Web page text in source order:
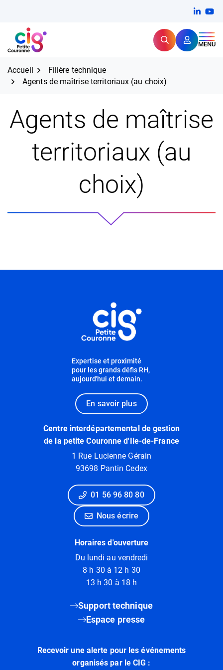
contenu
CIG Petite Couronne RechercherMENU
Expertise et proximité pour
Accueil
Filière technique
Agents de maîtrise territoriaux (au choix)
Agents de maîtrise
territoriaux (au
choix)
Expertise et proximité
pour les grands défis RH,
aujourd'hui et demain.
En savoir plus
Centre interdépartemental de gestion
de la petite Couronne d'Ile-de-France
1 Rue Lucienne Gérain
93698 Pantin Cedex
01 56 96 80 80
Nous écrire
Horaires d'ouverture
Du lundi au vendredi
8 h 30 à 12 h 30
13 h 30 à 18 h
Support technique
Espace presse
Recevoir une alerte pour les événements
organisés par le CIG :